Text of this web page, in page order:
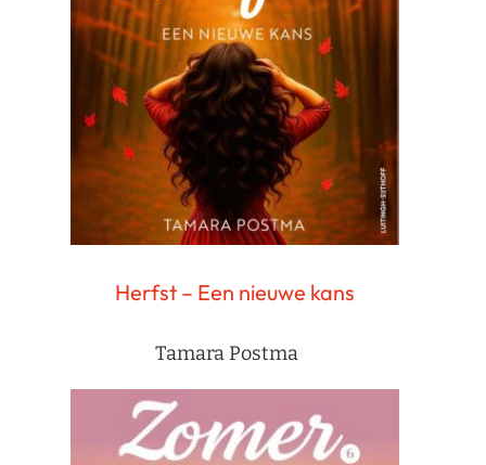
Herfst – Een nieuwe kans
Tamara Postma